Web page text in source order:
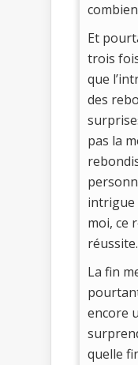
Et
trois
que
des
pas la
intrigue
moi, ce
réussite.
La fin
encore
quelle